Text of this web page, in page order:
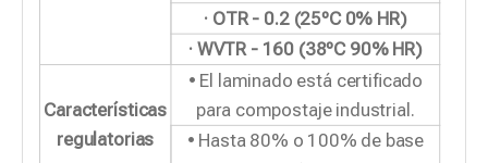
· OTR - 0.2 (25ºC 0% HR)
· WVTR - 160 (38ºC 90% HR)
Características
regulatorias
• El laminado está certificado
para compostaje industrial.
• Hasta 80% o 100% de base